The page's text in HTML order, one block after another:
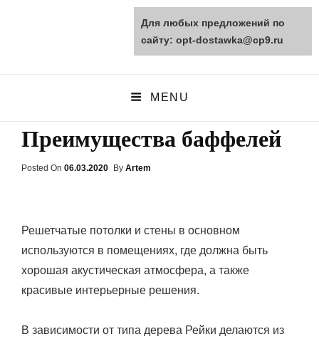
opt-dostawka.ru
MENU
Преимущества баффелей
Posted On Posted
06.03.2020 By Artem
Решетчатые потолки и стены в основном
используются в помещениях, где должна быть
хорошая акустическая атмосфера, а также
красивые интерьерные решения.
В зависимости от типа дерева Рейки делаются из
Для любых предложений по
сайту: opt-dostawka@cp9.ru